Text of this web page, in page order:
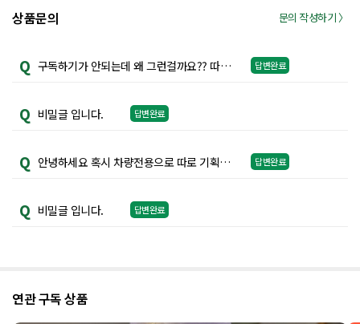
상품문의 문의 작성하기 〉
Q 구독하기가 안되는데 왜 그런걸까요?? 따로 공지가 있는건 아닌것같은데.... 답변완료
Q 비밀글 입니다. 답변완료
Q 안녕하세요 혹시 차량전용으로 따로 기획을 하실 생각은 없으신가요? 방도 좋지만 차량용 디퓨저는 정말 정기적으로 사야해서 편하고 좋을것같아서요 ㅠ 아니면 스틱말고 우드볼 선택할수있게 해주세요 차량용 추가되면 두달에 한번 정기구독 바로할것같아요 ㅠㅠㅠ 답변완료
Q 비밀글 입니다. 답변완료
연관 구독 상품